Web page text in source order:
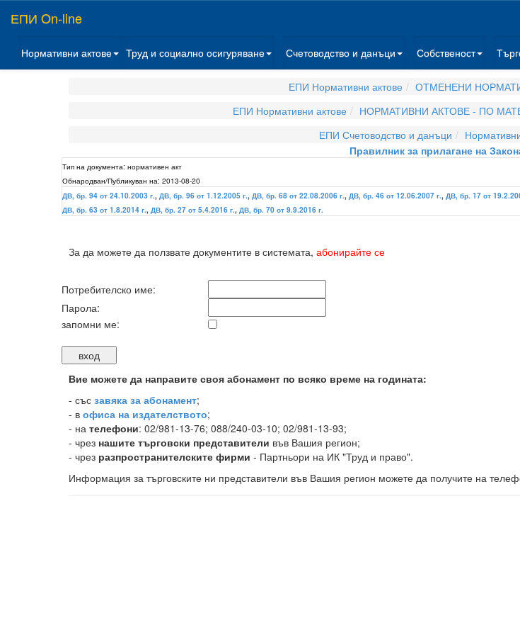
ЕПИ On-line
Нормативни актове Труд и социално осигуряване Счетоводство и данъци Собственост
ЕПИ Нормативни актове ОТМЕНЕНИ
ЕПИ Нормативни актове
НОРМАТИВНИ АКТОВЕ - ПО
ЕПИ Счетоводство и данъци
Правилник за прилагане на
Тип на документа: нормативен акт
Обнародван/Публикуван на: 2013-08-20
ДВ, бр. 94 от 24.10.2003 г., ДВ, бр. 96 от 1.12.2005 г., ДВ, бр. 68 от 22.08.2006 г., ДВ, бр. 46 от 12.06.2007 г., ДВ, бр. 17 от
ДВ, бр. 63 от 1.8.2014 г., ДВ, бр. 27 от 5.4.2016 г., ДВ, бр. 70 от 9.9.2016 г.
За да можете да ползвате документите в системата, абонирайте се
Потребителско име:
Парола:
запомни ме:
Вие можете да направите своя абонамент по всяко време на годината:
- със завяка за абонамент;
- в офиса на издателството;
- на телефони: 02/981-13-76; 088/240-03-10; 02/981-13-93;
- чрез нашите търговски представители във Вашия регион;
- чрез разпространителските фирми - Партньори на ИК "Труд и право".
Информация за търговските ни представители във Вашия регион можете да получите на